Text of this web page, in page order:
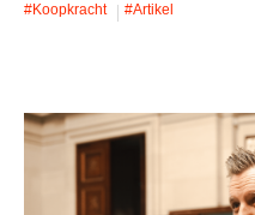
#koopkracht
#artikel